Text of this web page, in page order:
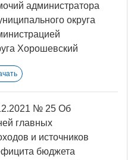
администратора
округа
Хорошевский
№ 25 Об
главных
и источников
бюджета